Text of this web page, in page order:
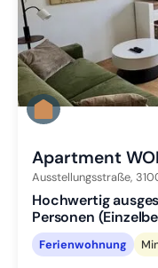
Apartment
Ausstellungsstraße,
Hochwertig
Personen
Ferienwohnung